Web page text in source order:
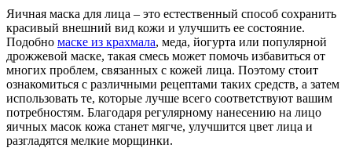
Яичная маска для лица – это естественный способ сохранить
красивый внешний вид кожи и улучшить ее состояние.
Подобно маске из крахмала, меда, йогурта или популярной
дрожжевой маске, такая смесь может помочь избавиться от
многих проблем, связанных с кожей лица. Поэтому стоит
ознакомиться с различными рецептами таких средств, а затем
использовать те, которые лучше всего соответствуют вашим
потребностям. Благодаря регулярному нанесению на лицо
яичных масок кожа станет мягче, улучшится цвет лица и
разгладятся мелкие морщинки.